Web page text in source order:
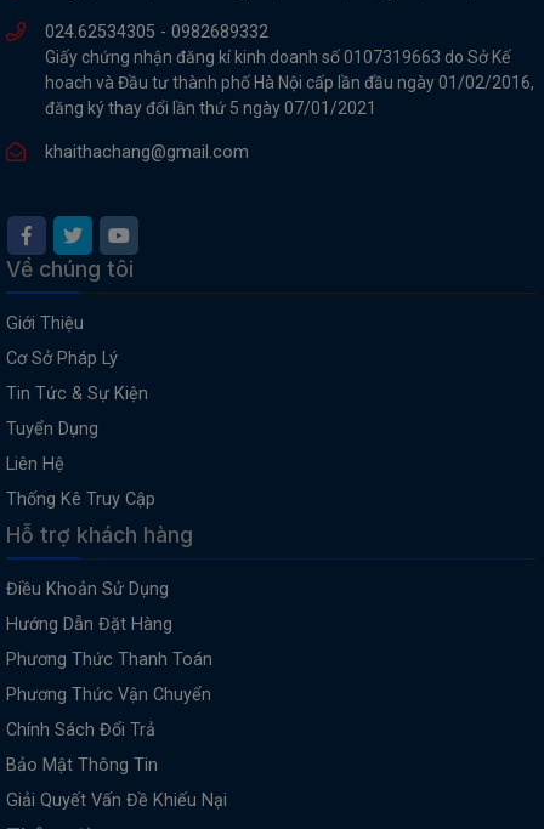
024.62534305 - 0982689332
Giấy chứng nhận đăng kí kinh doanh số 0107319663 do Sở Kế
hoach và Đầu tư thành phố Hà Nội cấp lần đầu ngày 01/02/2016,
đăng ký thay đổi lần thứ 5 ngày 07/01/2021
khaithachang@gmail.com
Về chúng tôi
Giới Thiệu
Cơ Sở Pháp Lý
Tin Tức & Sự Kiện
Tuyển Dụng
Liên Hệ
Thống Kê Truy Cập
Hỗ trợ khách hàng
Điều Khoản Sử Dụng
Hướng Dẫn Đặt Hàng
Phương Thức Thanh Toán
Phương Thức Vận Chuyển
Chính Sách Đổi Trả
Bảo Mật Thông Tin
Giải Quyết Vấn Đề Khiếu Nại